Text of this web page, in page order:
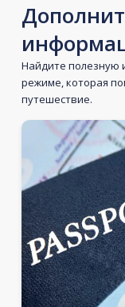
Найдите полезную
режиме, которая
путешествие.